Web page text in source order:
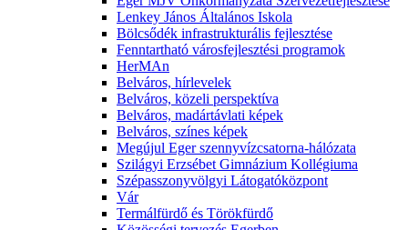
Lenkey János Általános Iskola
Bölcsődék infrastrukturális fejlesztése
Fenntartható városfejlesztési programok
HerMAn
Belváros, hírlevelek
Belváros, közeli perspektíva
Belváros, madártávlati képek
Belváros, színes képek
Megújul Eger szennyvízcsatorna-hálózata
Szilágyi Erzsébet Gimnázium Kollégiuma
Szépasszonyvölgyi Látogatóközpont
Vár
Termálfürdő és Törökfürdő